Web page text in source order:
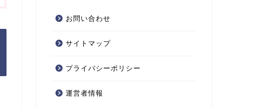
お問い合わせ
サイトマップ
プライバシーポリシー
運営者情報